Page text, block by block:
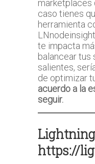
marketplaces
caso tienes
herramienta
te impacta
balancear tus
salientes,
de optimizar
acuerdo a la
seguir.
https://